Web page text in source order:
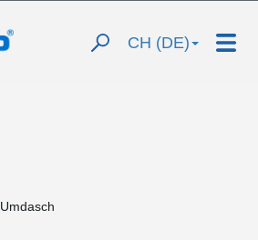
CH (DE)
Umdasch